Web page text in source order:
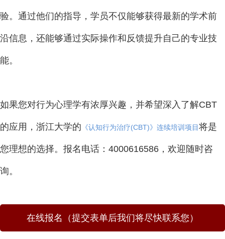
验。通过他们的指导，学员不仅能够获得最新的学术前
沿信息，还能够通过实际操作和反馈提升自己的专业技
能。
如果您对行为心理学有浓厚兴趣，并希望深入了解CBT
的应用，浙江大学的 《认知行为治疗(CBT)》连续培训项目将是
您理想的选择。报名电话：4000616586，欢迎随时咨
询。
在线报名（提交表单后我们将尽快联系您）